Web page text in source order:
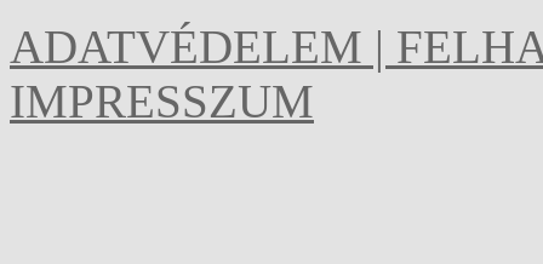
ADATVÉDELEM |
IMPRESSZUM